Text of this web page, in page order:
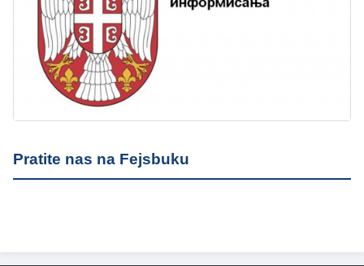
Pratite nas na Fejsbuku